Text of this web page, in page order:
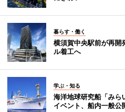
暮らす・働く
横須賀中央駅前が再開
ル着工へ
学ぶ・知る
海洋地球研究船「み
イベント、船内一般公